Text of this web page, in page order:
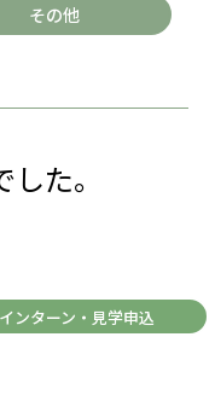
その他
た。
インターン・見学申込